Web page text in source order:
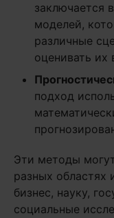
заключается
моделей,
различные
оценивать их
подход
Эти методы
разных областях
бизнес, науку,
социальные